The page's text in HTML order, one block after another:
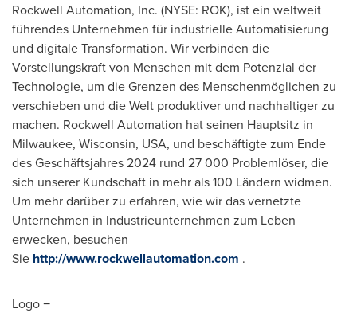
Rockwell Automation, Inc. (NYSE: ROK), ist ein weltweit
führendes Unternehmen für industrielle Automatisierung
und digitale Transformation. Wir verbinden die
Vorstellungskraft von Menschen mit dem Potenzial der
Technologie, um die Grenzen des Menschenmöglichen zu
verschieben und die Welt produktiver und nachhaltiger zu
machen. Rockwell Automation hat seinen Hauptsitz in
Milwaukee, Wisconsin, USA, und beschäftigte zum Ende
des Geschäftsjahres 2024 rund 27 000 Problemlöser, die
sich unserer Kundschaft in mehr als 100 Ländern widmen.
Um mehr darüber zu erfahren, wie wir das vernetzte
Unternehmen in Industrieunternehmen zum Leben
erwecken, besuchen
Sie http://www.rockwellautomation.com .
Logo −